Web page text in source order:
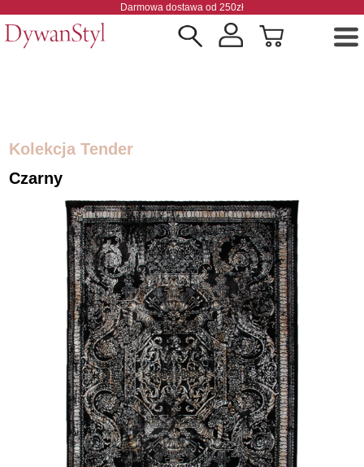
Darmowa dostawa od 250zł
Kolekcja Tender
Czarny